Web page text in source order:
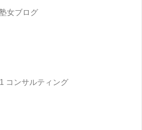
女ブログ
コンサルティング